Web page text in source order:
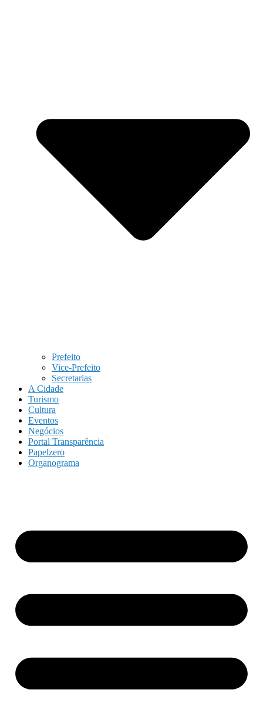
Prefeito
Vice-Prefeito
Secretarias
A Cidade
Turismo
Cultura
Eventos
Negócios
Portal Transparência
Papelzero
Organograma